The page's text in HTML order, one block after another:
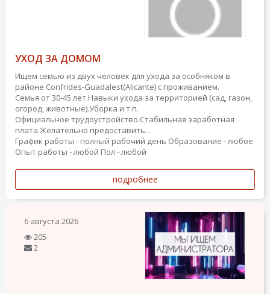
УХОД ЗА ДОМОМ
Ищем семью из двух человек для ухода за особняком в
районе Confrides-Guadalest(Alicante) с проживанием.
Семья от 30-45 лет.Навыки ухода за территорией (сад, газон,
огород, животные).Уборка и т.п.
Официальное трудоустройство.Стабильная заработная
плата.Желательно предоставить...
График работы - полный рабочий день Образование - любое
Опыт работы - любой Пол - любой
подробнее
6 августа 2026
205
2